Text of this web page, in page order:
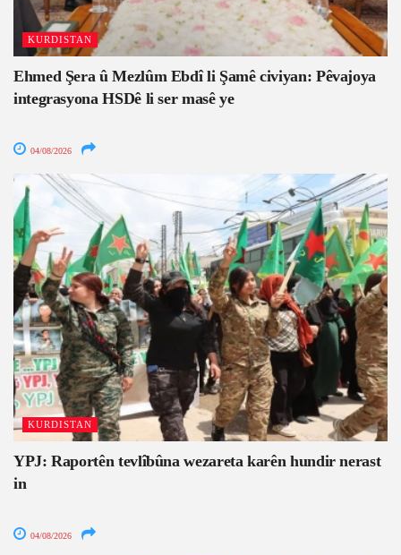
KURDISTAN
Ehmed Şera û Mezlûm Ebdî li Şamê civiyan: Pêvajoya
integrasyona HSDê li ser masê ye
04/08/2026
KURDISTAN
YPJ: Raportên tevlîbûna wezareta karên hundir nerast
in
04/08/2026